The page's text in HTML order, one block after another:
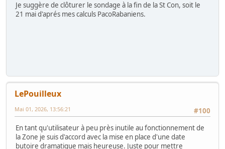
Je suggère de clôturer le sondage à la fin de la St Con, soit le
21 mai d'aprés mes calculs PacoRabaniens.
LePouilleux
#100
Mai 01, 2026, 13:56:21
En tant qu'utilisateur à peu près inutile au fonctionnement de
la Zone je suis d'accord avec la mise en place d'une date
butoire dramatique mais heureuse. Juste pour mettre